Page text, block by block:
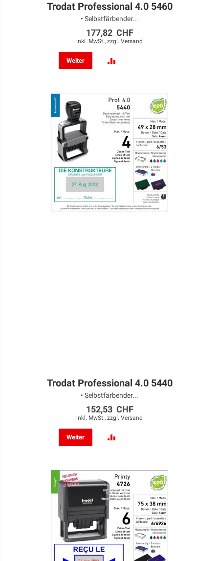
Trodat Professional 4.0 5460
• Selbstfärbender...
177,82 CHF
inkl. MwSt., zzgl. Versand
Weiter
HINZUFÜGEN
Trodat Professional 4.0 5440
• Selbstfärbender...
152,53 CHF
inkl. MwSt., zzgl. Versand
Weiter
HINZUFÜGEN